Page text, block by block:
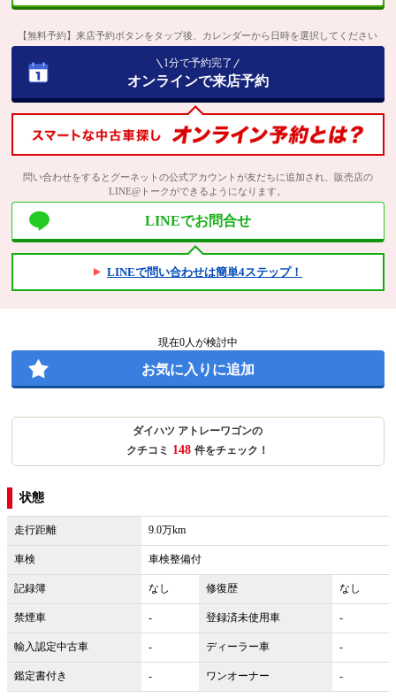
【無料予約】来店予約ボタンをタップ後、カレンダーから日時を選択してください
1分で予約完了
オンラインで来店予約
問い合わせをするとグーネットの公式アカウントが友だちに追加され、販売店の
LINE@トークができるようになります。
LINEでお問合せ
LINEで問い合わせは簡単4ステップ！
現在0人が検討中
お気に入りに追加
ダイハツ アトレーワゴンの
クチコミ 148 件をチェック！
状態
走行距離 9.0万km
車検 車検整備付
記録簿 なし 修復歴 なし
禁煙車 - 登録済未使用車 -
輸入認定中古車 - ディーラー車 -
鑑定書付き - ワンオーナー -